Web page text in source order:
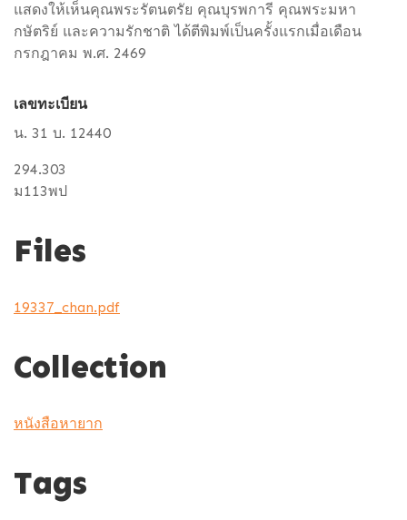
แสดงให้เห็นคุณพระรัตนตรัย คุณบุรพการี คุณพระมหา
กษัตริย์ และความรักชาติ ได้ตีพิมพ์เป็นครั้งแรกเมื่อเดือน
กรกฎาคม พ.ศ. 2469
เลขทะเบียน
น. 31 บ. 12440
294.303
ม113พป
Files
19337_chan.pdf
Collection
หนังสือหายาก
Tags